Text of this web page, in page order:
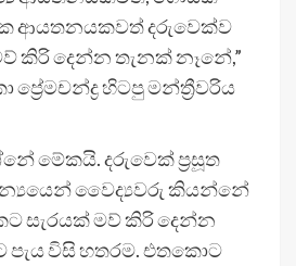
ආයතනයකවත් දරුවෙක්ව
කිරි දෙන්න තැනක් නෑනේ,”
හිටපු මන්ත්‍රීවරිය
මේකයි. දරුවෙක් ප්‍රසූත
වෛද්‍යවරු කියන්නේ
සැරයක් මව් කිරි දෙන්න
විසි හතරම. එතකොට